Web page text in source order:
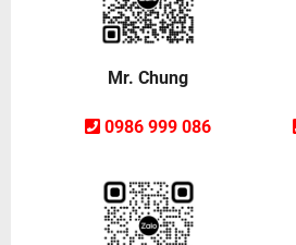
Mr. Chung
0986 999 086